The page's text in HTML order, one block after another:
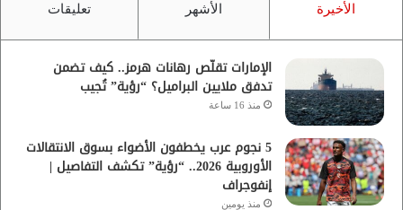
الأخيرة الأشهر تعليقات
الإمارات تقلّص رهانات هرمز.. كيف تضمن
تدفق ملايين البراميل؟ “رؤية” تُجيب
منذ 16 ساعة
5 نجوم عرب يخطفون الأضواء بسوق الانتقالات
الأوروبية 2026.. “رؤية” تكشف التفاصيل |
إنفوجراف
منذ يومين